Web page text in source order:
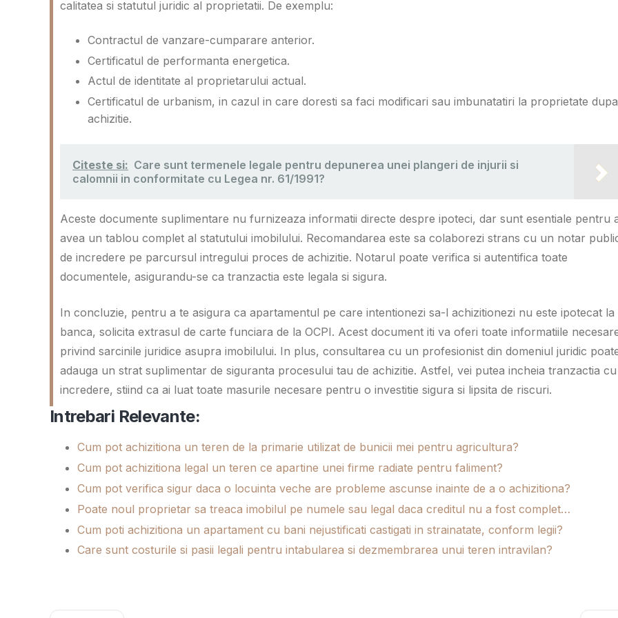
calitatea si statutul juridic al proprietatii. De exemplu:
Contractul de vanzare-cumparare anterior.
Certificatul de performanta energetica.
Actul de identitate al proprietarului actual.
Certificatul de urbanism, in cazul in care doresti sa faci modificari sau imbunatatiri la proprietate dupa
achizitie.
Citeste si: Care sunt termenele legale pentru depunerea unei plangeri de injurii si
calomnii in conformitate cu Legea nr. 61/1991?
Aceste documente suplimentare nu furnizeaza informatii directe despre ipoteci, dar sunt esentiale pentru
avea un tablou complet al statutului imobilului. Recomandarea este sa colaborezi strans cu un notar
de incredere pe parcursul intregului proces de achizitie. Notarul poate verifica si autentifica toate
documentele, asigurandu-se ca tranzactia este legala si sigura.
In concluzie, pentru a te asigura ca apartamentul pe care intentionezi sa-l achizitionezi nu este ipotecat la
banca, solicita extrasul de carte funciara de la OCPI. Acest document iti va oferi toate informatiile
privind sarcinile juridice asupra imobilului. In plus, consultarea cu un profesionist din domeniul juridic
adauga un strat suplimentar de siguranta procesului tau de achizitie. Astfel, vei putea incheia tranzactia cu
incredere, stiind ca ai luat toate masurile necesare pentru o investitie sigura si lipsita de riscuri.
Intrebari Relevante:
Cum pot achizitiona un teren de la primarie utilizat de bunicii mei pentru agricultura?
Cum pot achizitiona legal un teren ce apartine unei firme radiate pentru faliment?
Cum pot verifica sigur daca o locuinta veche are probleme ascunse inainte de a o achizitiona?
Poate noul proprietar sa treaca imobilul pe numele sau legal daca creditul nu a fost complet…
Cum poti achizitiona un apartament cu bani nejustificati castigati in strainatate, conform legii?
Care sunt costurile si pasii legali pentru intabularea si dezmembrarea unui teren intravilan?